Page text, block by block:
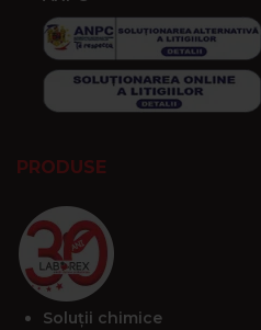
PRODUSE
Soluții chimice